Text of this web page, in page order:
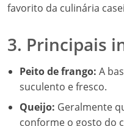
favorito da culinária
3. Principais
Peito de frango: A
suculento e fresco.
Queijo: Geralmente
conforme o gosto do